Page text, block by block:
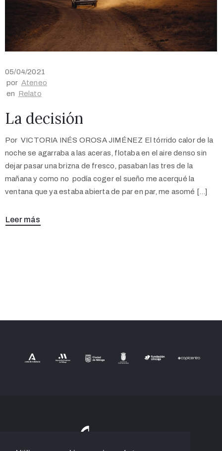
05/04/2021
por Ateneo
en Relato
La decisión
Por VICTORIA INÉS OROSA JIMÉNEZ El tórrido calor de la
noche se agarraba a las aceras, flotaba en el aire denso sin
dejar pasar una brizna de fresco, pasaban las tres de la
mañana y como no podía coger el sueño me acerqué la
ventana que ya estaba abierta de par en par, me asomé […]
Leer más